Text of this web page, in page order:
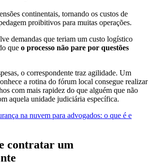
continentais, tornando os custos de
proibitivos para muitas operações.
demandas que teriam um custo logístico
que o processo não pare por questões
o correspondente traz agilidade. Um
a rotina do fórum local consegue realizar
com mais rapidez do que alguém que não
aquela unidade judiciária específica.
na nuvem para advogados: o que é e
contratar um